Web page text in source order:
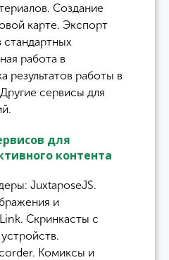
Создание
карте. Экспорт
стандартных
работа в
результатов работы в
сервисы для
для
контента
JuxtaposeJS.
и
Скринкасты с
Комиксы и